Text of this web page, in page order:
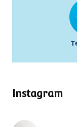
Sharenting:
menores en
Instagram